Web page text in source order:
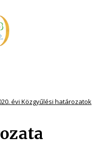
évi Közgyűlési határozatok